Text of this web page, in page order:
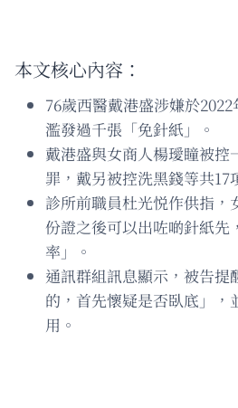
本文核心內容：
76歲西醫戴港盛涉嫌於
濫發過千張「免針紙」。
戴港盛與女商人楊璦瞳被控
罪，戴另被控洗黑錢等共17
診所前職員杜光悦作供指，
份證之後可以出咗啲針紙先
率」。
通訊群組訊息顯示，被告提
的，首先懷疑是否臥底」，
用。